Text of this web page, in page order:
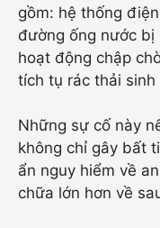
gồm: hệ thống
đường ống nước bị
hoạt động chập
tích tụ rác thải sinh
Những sự cố này
không chỉ gây bất
ẩn nguy hiểm về
chữa lớn hơn về